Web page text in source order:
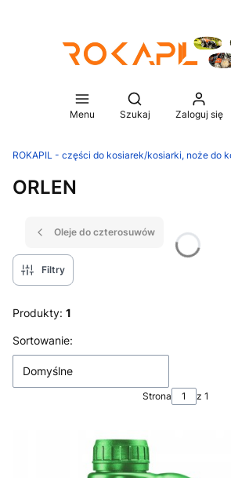
Menu
Otwórz
Szukaj Zaloguj się
ROKAPIL - części do kosiarek/kosiarki, noże do
ORLEN
Oleje do czterosuwów
Filtry
Produkty: 1
Lista produktów
Sortowanie:
Domyślne
Strona z 1